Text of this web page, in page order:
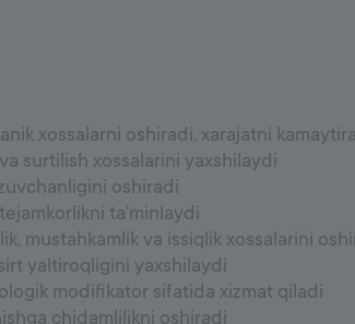
xossalarni oshiradi, xarajatni
surtilish xossalarini yaxshilaydi
oshiradi
ta’minlaydi
mustahkamlik va issiqlik xossalarini
yaltiroqligini yaxshilaydi
modifikator sifatida xizmat qiladi
chidamlilikni oshiradi